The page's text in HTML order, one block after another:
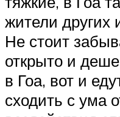
жители других
Не стоит
открыто и
в Гоа, вот и
сходить с ума